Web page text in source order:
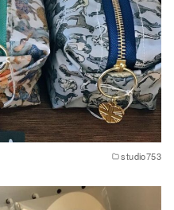
studio753